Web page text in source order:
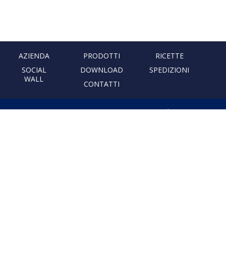
AZIENDA PRODOTTI
RICETTE
SOCIAL
WALL
DOWNLOAD
SPEDIZIONI
CONTATTI